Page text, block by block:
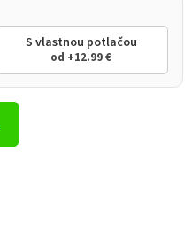
S vlastnou potlačou
od +12.99 €